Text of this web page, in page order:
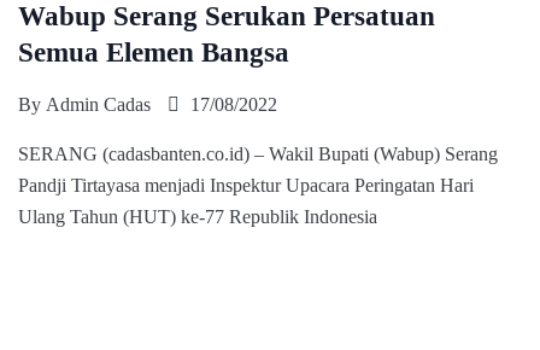
Wabup Serang Serukan Persatuan
Semua Elemen Bangsa
By Admin Cadas 17/08/2022
SERANG (cadasbanten.co.id) – Wakil Bupati (Wabup) Serang
Pandji Tirtayasa menjadi Inspektur Upacara Peringatan Hari
Ulang Tahun (HUT) ke-77 Republik Indonesia